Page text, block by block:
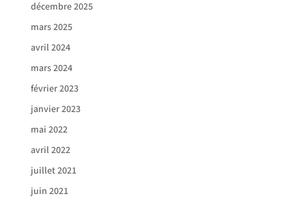
décembre 2025
mars 2025
avril 2024
mars 2024
février 2023
janvier 2023
mai 2022
avril 2022
juillet 2021
juin 2021